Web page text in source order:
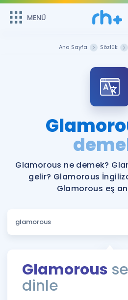
MENÜ
Şifremi
Sepetin Şu An
Remzi Hoca ile seni sınava
bekliyor!
MENÜ
Katılımcı Görüşleri
Faydalı Araçlar
Ücretsiz Kaynaklar
ÖSYM Sınav Takvimi
Kampanyalar
Ana Sayfa Sözlük
Glamorous ne demek?
gelir? Glamorous
Glamorous eş
Glamorous
dinle